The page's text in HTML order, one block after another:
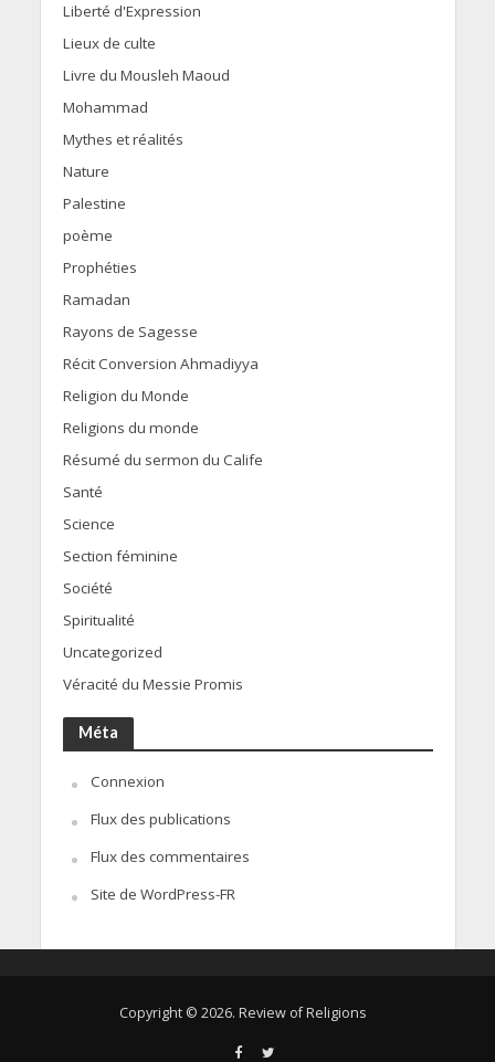
Liberté d'Expression
Lieux de culte
Livre du Mousleh Maoud
Mohammad
Mythes et réalités
Nature
Palestine
poème
Prophéties
Ramadan
Rayons de Sagesse
Récit Conversion Ahmadiyya
Religion du Monde
Religions du monde
Résumé du sermon du Calife
Santé
Science
Section féminine
Société
Spiritualité
Uncategorized
Véracité du Messie Promis
Méta
Connexion
Flux des publications
Flux des commentaires
Site de WordPress-FR
Copyright © 2026. Review of Religions